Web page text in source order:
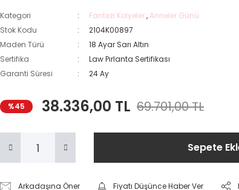
Kategori Fantezi Kolyeler,Anneler Günü
Stok Kodu
2104K00897
Maden Türü
18 Ayar Sarı Altın
Sertifika
Law Pırlanta Sertifikası
Garanti Süresi
24 Ay
%45 38.336,00 TL 69.701,00 TL
Sepete
Arkadaşına Öner Fiyatı Düşünce Haber Ver